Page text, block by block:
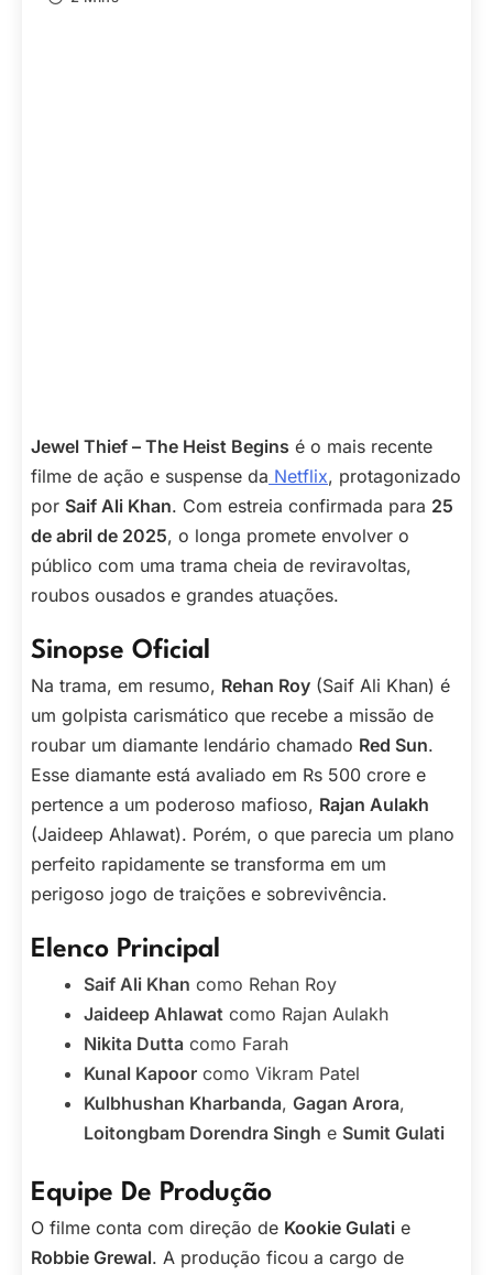
Jewel Thief – The Heist Begins é o mais recente
filme de ação e suspense da Netflix, protagonizado
por Saif Ali Khan. Com estreia confirmada para 25
de abril de 2025, o longa promete envolver o
público com uma trama cheia de reviravoltas,
roubos ousados e grandes atuações.
Sinopse Oficial
Na trama, em resumo, Rehan Roy (Saif Ali Khan) é
um golpista carismático que recebe a missão de
roubar um diamante lendário chamado Red Sun.
Esse diamante está avaliado em Rs 500 crore e
pertence a um poderoso mafioso, Rajan Aulakh
(Jaideep Ahlawat). Porém, o que parecia um plano
perfeito rapidamente se transforma em um
perigoso jogo de traições e sobrevivência.
Elenco Principal
Saif Ali Khan como Rehan Roy
Jaideep Ahlawat como Rajan Aulakh
Nikita Dutta como Farah
Kunal Kapoor como Vikram Patel
Kulbhushan Kharbanda, Gagan Arora,
Loitongbam Dorendra Singh e Sumit Gulati
Equipe De Produção
O filme conta com direção de Kookie Gulati e
Robbie Grewal. A produção ficou a cargo de